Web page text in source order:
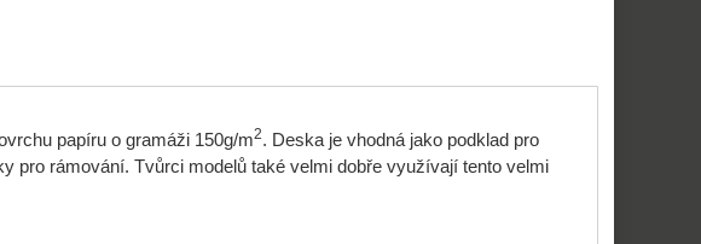
papíru o gramáži 150g/m2. Deska je vhodná jako podklad pro
pro rámování. Tvůrci modelů také velmi dobře využívají tento velmi